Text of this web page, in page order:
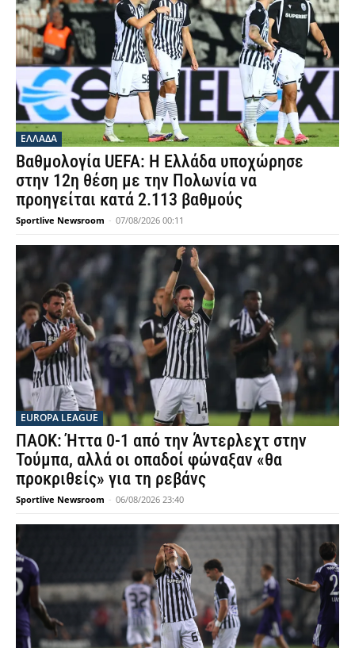
ΕΛΛΑΔΑ
Βαθμολογία UEFA: Η Ελλάδα υποχώρησε
στην 12η θέση με την Πολωνία να
προηγείται κατά 2.113 βαθμούς
Sportlive Newsroom - 07/08/2026 00:11
EUROPA LEAGUE
ΠΑΟΚ: Ήττα 0-1 από την Άντερλεχτ στην
Τούμπα, αλλά οι οπαδοί φώναξαν «θα
προκριθείς» για τη ρεβάνς
Sportlive Newsroom - 06/08/2026 23:40